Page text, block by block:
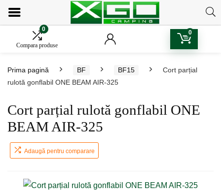
0
Compara produse
0
Prima pagină BF BF15
Cort parțial
rulotă gonflabil ONE BEAM AIR-325
Cort parțial rulotă gonflabil ONE
BEAM AIR-325
Adaugă pentru comparare